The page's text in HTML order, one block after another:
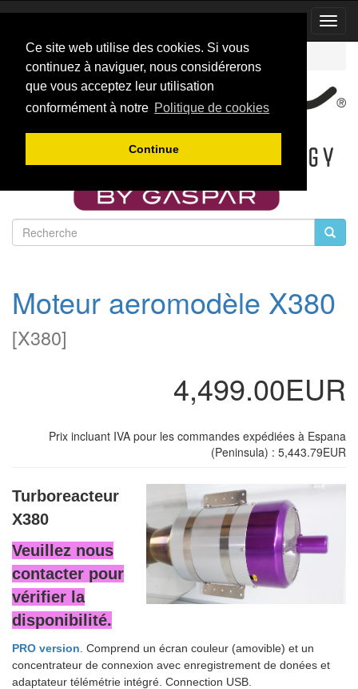
Ce site web utilise des cookies. Si vous
continuez à naviguer, nous considérerons
que vous acceptez leur utilisation
conformément à notre Politique de cookies
Continue
Accueil
Catalogue Turboreacteurs X380
Moteur aeromodèle X380
[X380]
4,499.00EUR
Prix incluant IVA pour les commandes expédiées à Espana
(Peninsula) : 5,443.79EUR
Turboreacteur
X380
Veuillez nous
contacter pour
vérifier la
disponibilité.
PRO version. Comprend un écran couleur (amovible) et un
concentrateur de connexion avec enregistrement de donées et
adaptateur télémétrie intégré. Connection USB.